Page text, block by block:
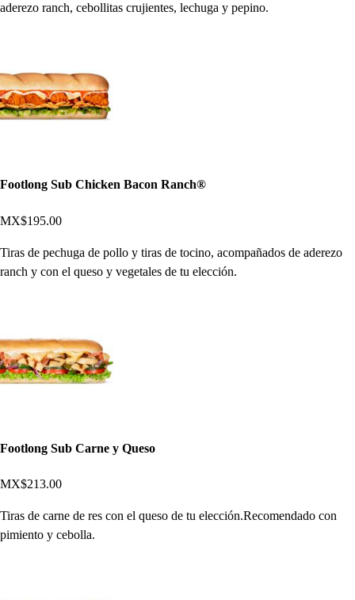
aderezo ranch, cebollitas crujientes, lechuga y pepino.
Footlong Sub Chicken Bacon Ranch®
MX$195.00
Tiras de pechuga de pollo y tiras de tocino, acompañados de aderezo
ranch y con el queso y vegetales de tu elección.
Footlong Sub Carne y Queso
MX$213.00
Tiras de carne de res con el queso de tu elección.Recomendado con
pimiento y cebolla.